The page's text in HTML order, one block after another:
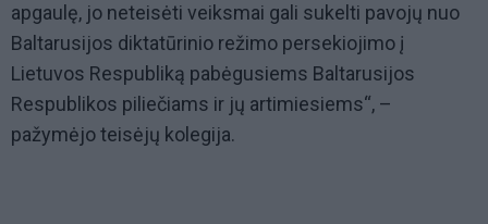
apgaulę, jo neteisėti veiksmai gali sukelti pavojų nuo
Baltarusijos diktatūrinio režimo persekiojimo į
Lietuvos Respubliką pabėgusiems Baltarusijos
Respublikos piliečiams ir jų artimiesiems“, –
pažymėjo teisėjų kolegija.